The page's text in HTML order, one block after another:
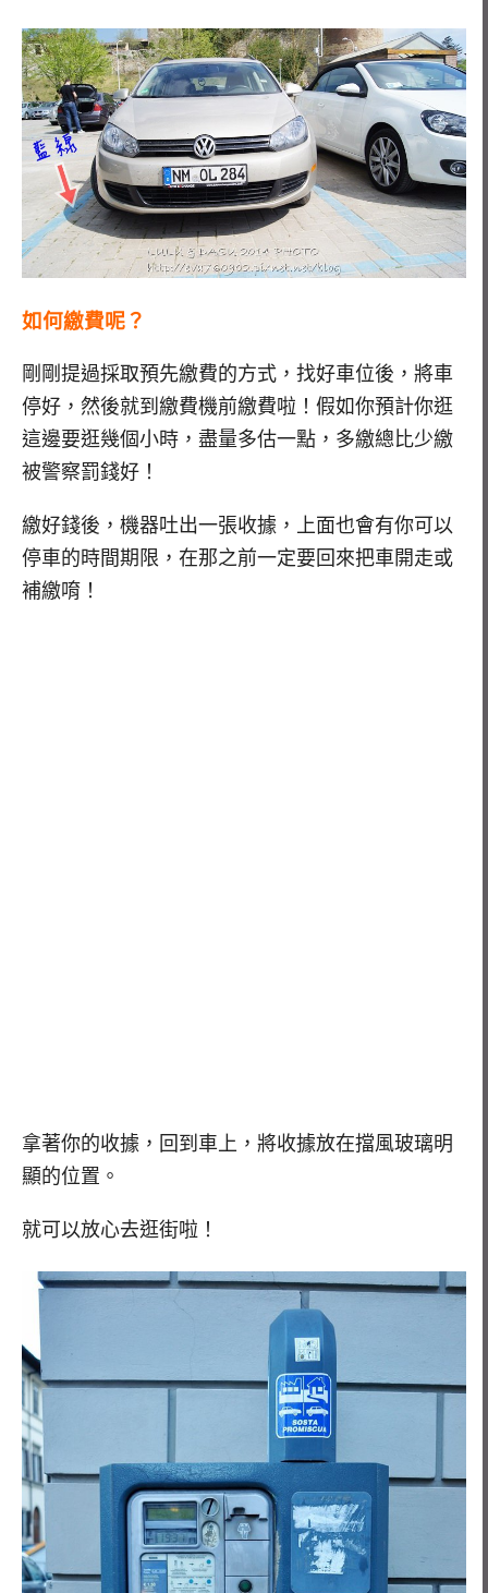
如何繳費呢？
剛剛提過採取預先繳費的方式，找好車位後，將車
停好，然後就到繳費機前繳費啦！假如你預計你逛
這邊要逛幾個小時，盡量多估一點，多繳總比少繳
被警察罰錢好！
繳好錢後，機器吐出一張收據，上面也會有你可以
停車的時間期限，在那之前一定要回來把車開走或
補繳唷！
拿著你的收據，回到車上，將收據放在擋風玻璃明
顯的位置。
就可以放心去逛街啦！